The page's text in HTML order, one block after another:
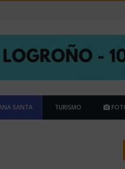
SANTA TURISMO